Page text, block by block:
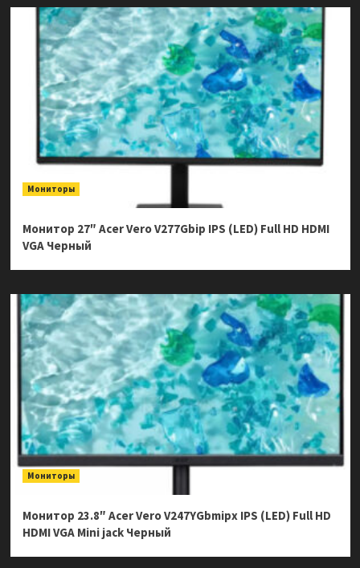
Мониторы
Монитор 27″ Acer Vero V277Gbip IPS (LED) Full HD HDMI
VGA Черный
Мониторы
Монитор 23.8″ Acer Vero V247YGbmipx IPS (LED) Full HD
HDMI VGA Mini jack Черный